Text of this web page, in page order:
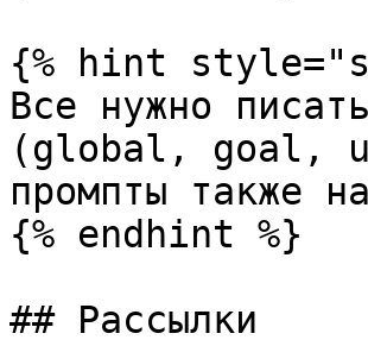
{% hint
Все нужно
(global, goal,
промпты также
{% endhint %}
## Рассылки